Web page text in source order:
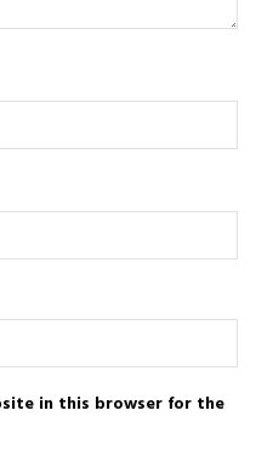
in this browser for the